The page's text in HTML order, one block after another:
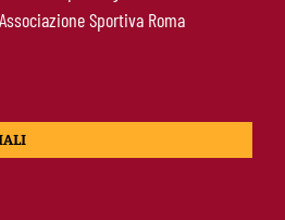
Sportiva Roma